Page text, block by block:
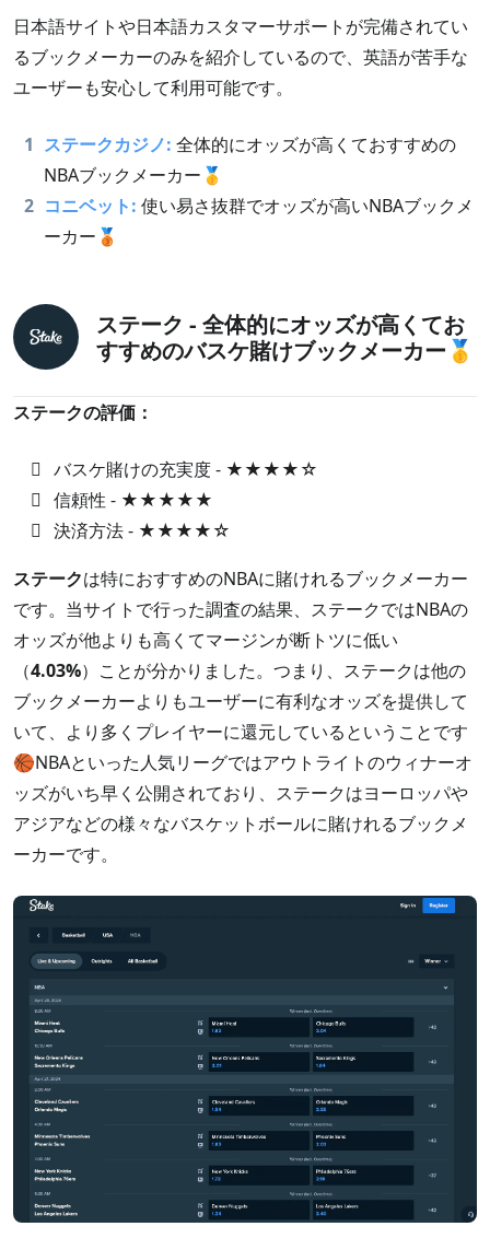
日本語サイトや日本語カスタマーサポートが完備されてい
るブックメーカーのみを紹介しているので、英語が苦手な
ユーザーも安心して利用可能です。
1 ステークカジノ: 全体的にオッズが高くておすすめの
NBAブックメーカー🥇
2 コニベット: 使い易さ抜群でオッズが高いNBAブックメ
ーカー🥉
ステーク - 全体的にオッズが高くてお
すすめのバスケ賭けブックメーカー🥇
ステークの評価：
バスケ賭けの充実度 - ★★★★☆
信頼性 - ★★★★★
決済方法 - ★★★★☆
ステークは特におすすめのNBAに賭けれるブックメーカー
です。当サイトで行った調査の結果、ステークではNBAの
オッズが他よりも高くてマージンが断トツに低い
（4.03%）ことが分かりました。つまり、ステークは他の
ブックメーカーよりもユーザーに有利なオッズを提供して
いて、より多くプレイヤーに還元しているということです
🏀NBAといった人気リーグではアウトライトのウィナーオ
ッズがいち早く公開されており、ステークはヨーロッパや
アジアなどの様々なバスケットボールに賭けれるブックメ
ーカーです。